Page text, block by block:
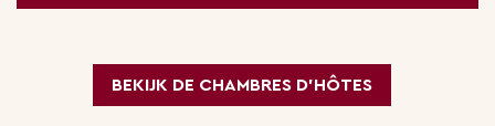
BEKIJK DE CHAMBRES D’HÔTES